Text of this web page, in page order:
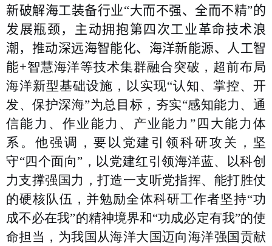
新破解海工装备行业“大而不强、全而不精”的
发展瓶颈，主动拥抱第四次工业革命技术浪
潮，推动深远海智能化、海洋新能源、人工智
能+智慧海洋等技术集群融合突破，超前布局
海洋新型基础设施，以实现“认知、掌控、开
发、保护深海”为总目标，夯实“感知能力、通
信能力、作业能力、产业能力”四大能力体
系。他强调，要以党建引领科研攻关，坚
守“四个面向”，以党建红引领海洋蓝、以科创
力支撑强国力，打造一支听党指挥、能打胜仗
的硬核队伍，并勉励全体科研工作者坚持“功
成不必在我”的精神境界和“功成必定有我”的使
命担当，为我国从海洋大国迈向海洋强国贡献